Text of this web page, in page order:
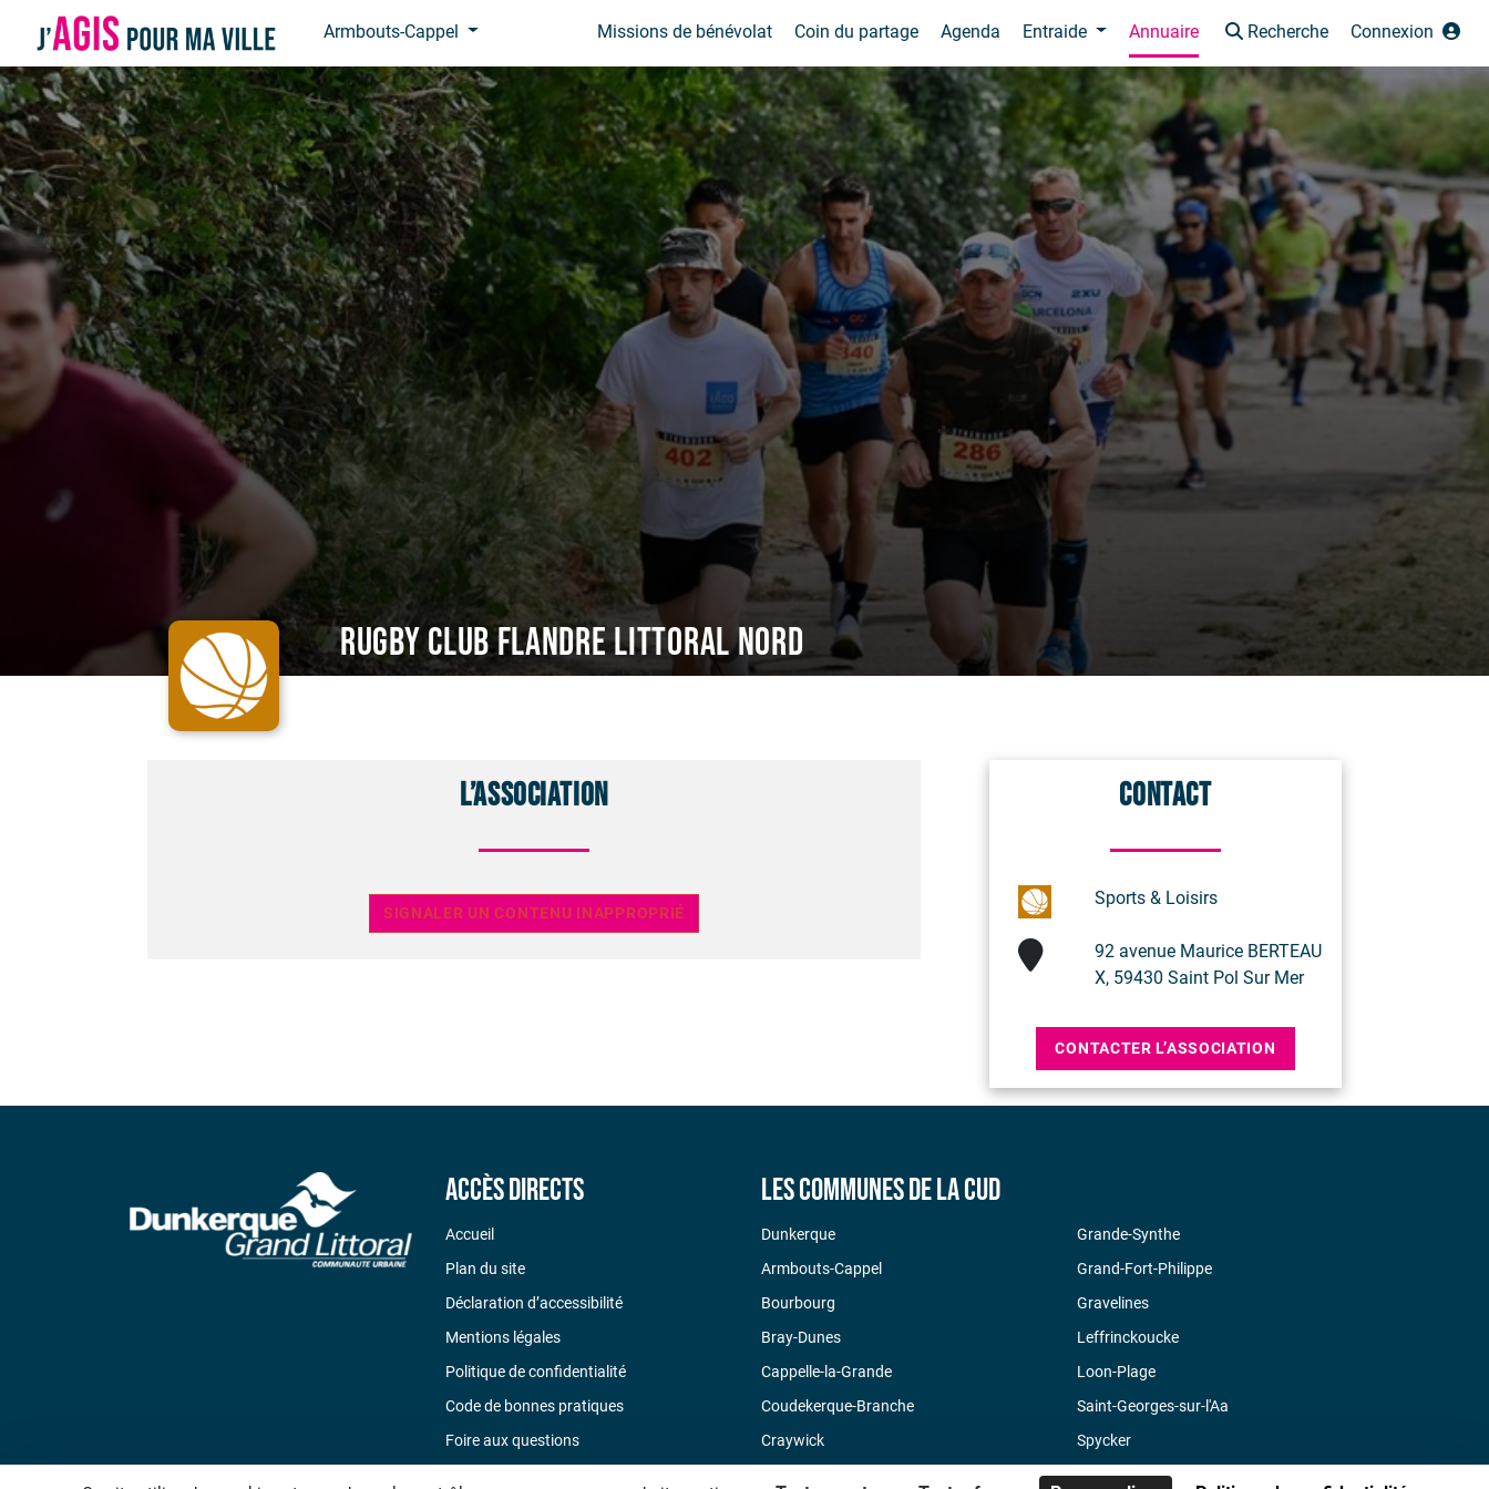
Armbouts-Cappel Missions de bénévolat Coin du partage Agenda Entraide Annuaire Recherche Connexion
Rugby Club Flandre Littoral Nord
L’association
SIGNALER UN CONTENU INAPPROPRIÉ
Contact
Sports & Loisirs
92 avenue Maurice BERTEAU
X, 59430 Saint Pol Sur Mer
CONTACTER L’ASSOCIATION
Accès directs
Accueil
Plan du site
Déclaration d’accessibilité
Mentions légales
Politique de confidentialité
Code de bonnes pratiques
Foire aux questions
Les communes de la CUD
Dunkerque
Armbouts-Cappel
Bourbourg
Bray-Dunes
Cappelle-la-Grande
Coudekerque-Branche
Craywick
Grande-Synthe
Grand-Fort-Philippe
Gravelines
Leffrinckoucke
Loon-Plage
Saint-Georges-sur-l'Aa
Spycker
Téteghem-Coudekerque-Village
Panneau de gestion des cookies